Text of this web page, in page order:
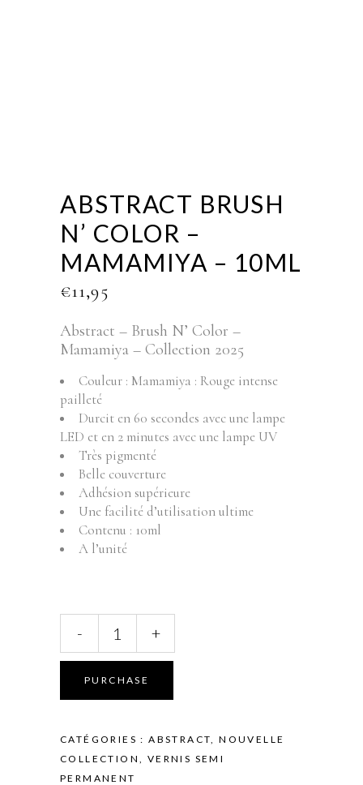
ABSTRACT BRUSH
N’ COLOR –
MAMAMIYA – 10ML
€11,95
Abstract – Brush N’ Color –
Mamamiya – Collection 2025
Couleur : Mamamiya : Rouge intense
pailleté
Durcit en 60 secondes avec une lampe
LED et en 2 minutes avec une lampe UV
Très pigmenté
Belle couverture
Adhésion supérieure
Une facilité d’utilisation ultime
Contenu : 10ml
A l’unité
N'
COLOR
-
-
10ML
quantity
- +
PURCHASE
CATÉGORIES :ABSTRACT,NOUVELLE
COLLECTION, VERNIS SEMI
PERMANENT